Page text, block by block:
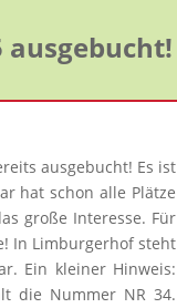
ausgebucht! Es ist
hat schon alle Plätze
große Interesse. Für
In Limburgerhof steht
Ein kleiner Hinweis:
die Nummer NR 34.